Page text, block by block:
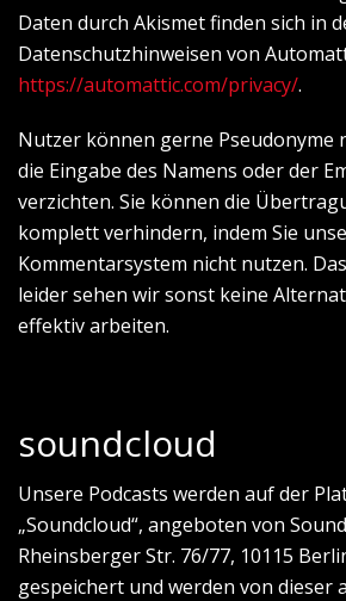
Daten durch Akismet finden sich in
Datenschutzhinweisen von
https://automattic.com/privacy/.
Nutzer können gerne Pseudonyme
die Eingabe des Namens oder der
verzichten. Sie können die
komplett verhindern, indem Sie
Kommentarsystem nicht nutzen.
leider sehen wir sonst keine
effektiv arbeiten.
soundcloud
Unsere Podcasts werden auf der
„Soundcloud“, angeboten von
Rheinsberger Str. 76/77, 10115
gespeichert und werden von dieser